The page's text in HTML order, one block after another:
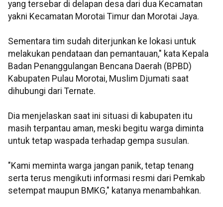
yang tersebar di delapan desa dari dua Kecamatan
yakni Kecamatan Morotai Timur dan Morotai Jaya.
Sementara tim sudah diterjunkan ke lokasi untuk
melakukan pendataan dan pemantauan," kata Kepala
Badan Penanggulangan Bencana Daerah (BPBD)
Kabupaten Pulau Morotai, Muslim Djumati saat
dihubungi dari Ternate.
Dia menjelaskan saat ini situasi di kabupaten itu
masih terpantau aman, meski begitu warga diminta
untuk tetap waspada terhadap gempa susulan.
"Kami meminta warga jangan panik, tetap tenang
serta terus mengikuti informasi resmi dari Pemkab
setempat maupun BMKG," katanya menambahkan.